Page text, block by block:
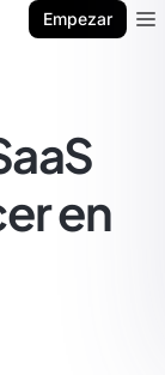
Empezar
en